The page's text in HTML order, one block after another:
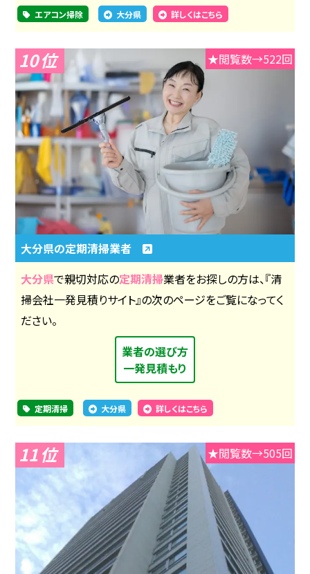
エアコン掃除 大分県 詳しくはこちら
10 ★閲覧数→522回
大分県の定期清掃業者
大分県で親切対応の定期清掃業者をお探しの方は、『清
掃会社一発見積りサイト』の次のページをご覧になってく
ださい。
業者の選び方
一発見積もり
定期清掃 大分県 詳しくはこちら
11 ★閲覧数→505回